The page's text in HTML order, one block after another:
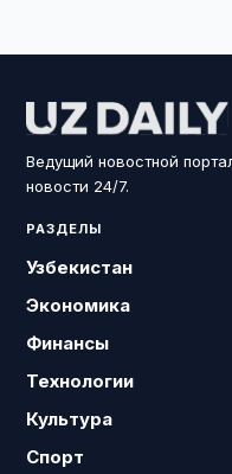
Ведущий новостной
новости 24/7.
РАЗДЕЛЫ
Узбекистан
Экономика
Финансы
Технологии
Культура
Спорт